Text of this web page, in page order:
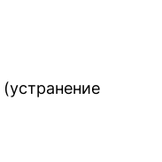
(устранение